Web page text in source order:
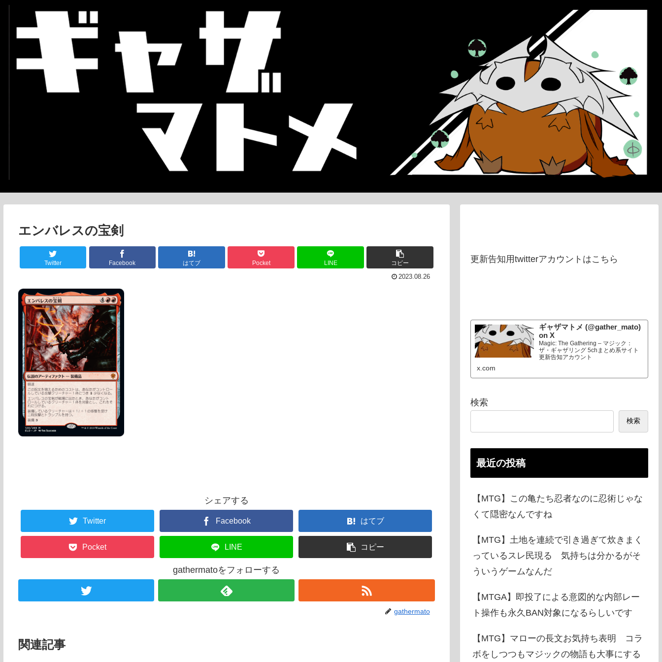
エンバレスの宝剣
Twitter Facebook はてブ Pocket LINE コピー
2023.08.26
シェアする
Twitter Facebook はてブ
Pocket LINE コピー
gathermatoをフォローする
gathermato
関連記事
更新告知用twitterアカウントはこちら
ギャザマトメ (@gather_mato)
on X
Magic: The Gathering – マジック：
ザ・ギャザリング 5chまとめ系サイト
更新告知アカウント
x.com
検索
検索
最近の投稿
【MTG】この亀たち忍者なのに忍術じゃな
くて隠密なんですね
【MTG】土地を連続で引き過ぎて炊きまく
っているスレ民現る 気持ちは分かるがそ
ういうゲームなんだ
【MTGA】即投了による意図的な内部レー
ト操作も永久BAN対象になるらしいです
【MTG】マローの長文お気持ち表明 コラ
ボをしつつもマジックの物語も大事にする